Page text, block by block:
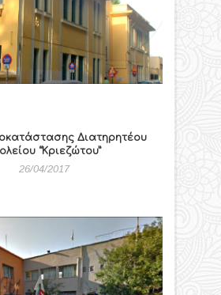
Διατηρητέου
“Κριεζώτου”
26/04/2017